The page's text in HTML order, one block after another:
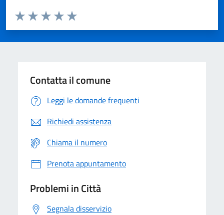
Domanda
Valuta da 1 a 5 stelle la pagina
Valuta 5 stelle su 5
Valuta 4 stelle su 5
Valuta 3 stelle su 5
Valuta 2 stelle su 5
Valuta 1 stelle su 5
Contatta il comune
Leggi le domande frequenti
Richiedi assistenza
Chiama il numero
Prenota appuntamento
Problemi in Città
Segnala disservizio